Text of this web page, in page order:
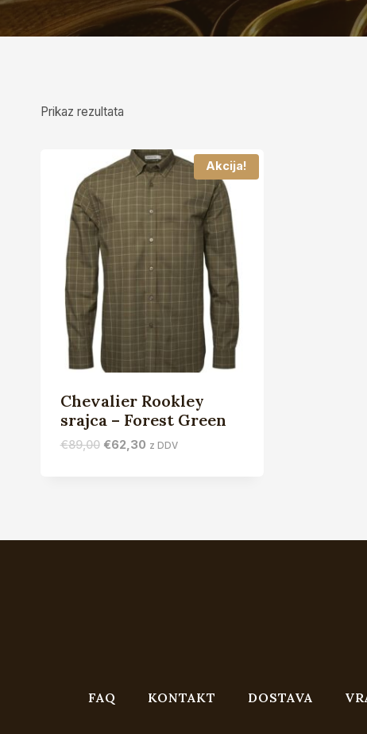
Prikaz rezultata
Akcija!
Chevalier Rookley
srajca – Forest Green
€89,00 Izvirna
€62,30Trenutna
z DDV
FAQ KONTAKT DOSTAVA